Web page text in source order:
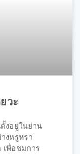
วะ
งอยู่ในย่าน
งหรูหรา
เพื่อชมการ